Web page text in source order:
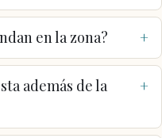
en la zona?
además de la